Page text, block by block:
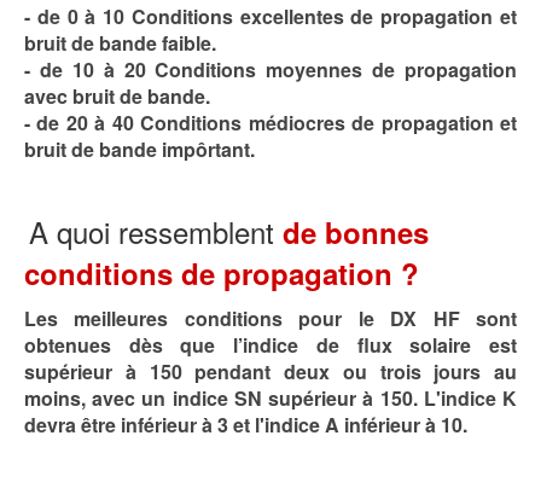
- de 0 à 10 Conditions excellentes de propagation et
bruit de bande faible.
- de 10 à 20 Conditions moyennes de propagation
avec bruit de bande.
- de 20 à 40 Conditions médiocres de propagation et
bruit de bande impôrtant.
A quoi ressemblent de bonnes
conditions de propagation ?
Les meilleures conditions pour le DX HF sont
obtenues dès que l’indice de flux solaire est
supérieur à 150 pendant deux ou trois jours au
moins, avec un indice SN supérieur à 150. L'indice K
devra être inférieur à 3 et l'indice A inférieur à 10.